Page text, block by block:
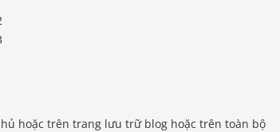
hoặc trên trang lưu trữ blog hoặc trên toàn bộ